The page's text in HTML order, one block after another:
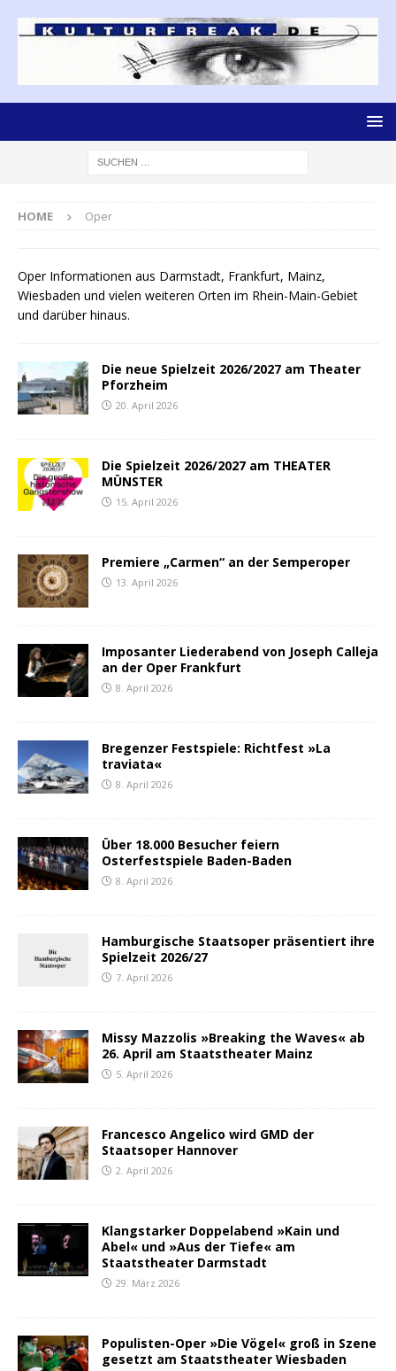
HOME Oper
Oper Informationen aus Darmstadt, Frankfurt, Mainz,
Wiesbaden und vielen weiteren Orten im Rhein-Main-Gebiet
und darüber hinaus.
Die neue Spielzeit 2026/2027 am Theater
Pforzheim
20. April 2026
Die Spielzeit 2026/2027 am THEATER
MÜNSTER
15. April 2026
Premiere „Carmen“ an der Semperoper
13. April 2026
Imposanter Liederabend von Joseph Calleja
an der Oper Frankfurt
8. April 2026
Bregenzer Festspiele: Richtfest »La
traviata«
8. April 2026
Über 18.000 Besucher feiern
Osterfestspiele Baden-Baden
8. April 2026
Hamburgische Staatsoper präsentiert ihre
Spielzeit 2026/27
7. April 2026
Missy Mazzolis »Breaking the Waves« ab
26. April am Staatstheater Mainz
5. April 2026
Francesco Angelico wird GMD der
Staatsoper Hannover
2. April 2026
Klangstarker Doppelabend »Kain und
Abel« und »Aus der Tiefe« am
Staatstheater Darmstadt
29. März 2026
Populisten-Oper »Die Vögel« groß in Szene
gesetzt am Staatstheater Wiesbaden